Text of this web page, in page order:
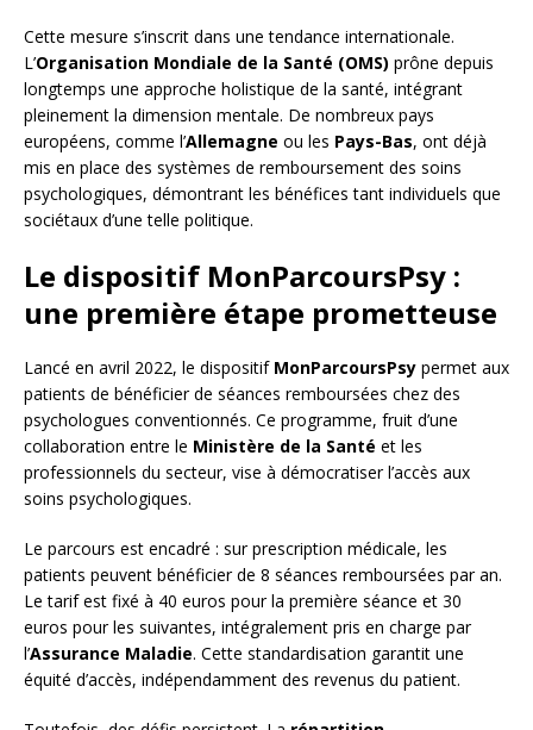
Cette mesure s’inscrit dans une tendance internationale.
L’Organisation Mondiale de la Santé (OMS) prône depuis
longtemps une approche holistique de la santé, intégrant
pleinement la dimension mentale. De nombreux pays
européens, comme l’Allemagne ou les Pays-Bas, ont déjà
mis en place des systèmes de remboursement des soins
psychologiques, démontrant les bénéfices tant individuels que
sociétaux d’une telle politique.
Le dispositif MonParcoursPsy :
une première étape prometteuse
Lancé en avril 2022, le dispositif MonParcoursPsy permet aux
patients de bénéficier de séances remboursées chez des
psychologues conventionnés. Ce programme, fruit d’une
collaboration entre le Ministère de la Santé et les
professionnels du secteur, vise à démocratiser l’accès aux
soins psychologiques.
Le parcours est encadré : sur prescription médicale, les
patients peuvent bénéficier de 8 séances remboursées par an.
Le tarif est fixé à 40 euros pour la première séance et 30
euros pour les suivantes, intégralement pris en charge par
l’Assurance Maladie. Cette standardisation garantit une
équité d’accès, indépendamment des revenus du patient.